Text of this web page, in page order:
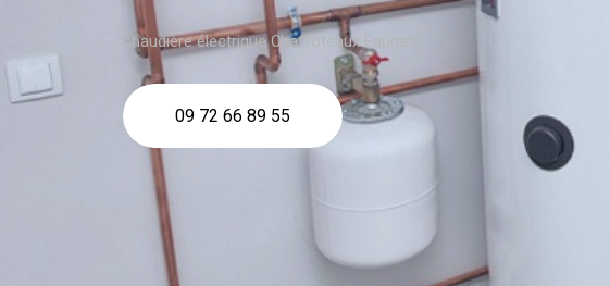
chaudière électrique Chaffoteaux Eaunes
09 72 66 89 55